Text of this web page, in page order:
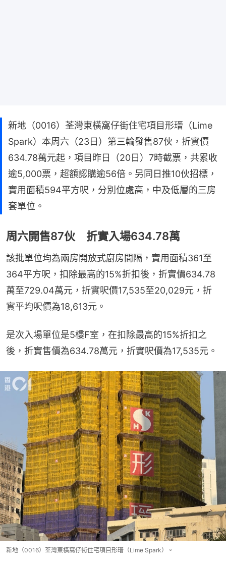
新地（0016）荃灣東橫窩仔街住宅項目形瑨（Lime
Spark）本周六（23日）第三輪發售87伙，折實價
634.78萬元起，項目昨日（20日）7時截票，共累收
逾5,000票，超額認購逾56倍。另同日推10伙招標，
實用面積594平方呎，分別位處高，中及低層的三房
套單位。
周六開售87伙 折實入場634.78萬
該批單位均為兩房開放式廚房間隔，實用面積361至
364平方呎，扣除最高的15%折扣後，折實價634.78
萬至729.04萬元，折實呎價17,535至20,029元，折
實平均呎價為18,613元。
是次入場單位是5樓F室，在扣除最高的15%折扣之
後，折實售價為634.78萬元，折實呎價為17,535元。
新地（0016）荃灣東橫窩仔街住宅項目形瑨（Lime Spark）。